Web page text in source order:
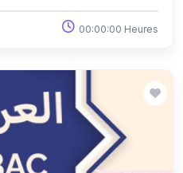
00:00:00 Heures